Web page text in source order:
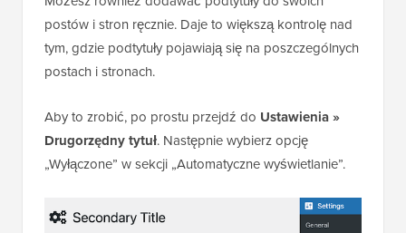
postów i stron ręcznie. Daje to większą kontrolę nad
tym, gdzie podtytuły pojawiają się na poszczególnych
postach i stronach.
Aby to zrobić, po prostu przejdź do Ustawienia »
Drugorzędny tytuł. Następnie wybierz opcję
„Wyłączone” w sekcji „Automatyczne wyświetlanie”.